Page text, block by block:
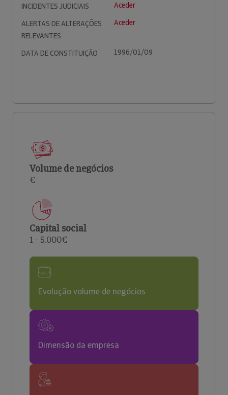
INCIDENTES JUDICIAIS
Aceder
ALERTAS DE ALTERAÇÕES
RELEVANTES
Aceder
DATA DE CONSTITUIÇÃO 1996/01/09
Volume de negócios
€
Capital social
1 - 5.000€
Evolução volume de negócios
Dimensão da empresa